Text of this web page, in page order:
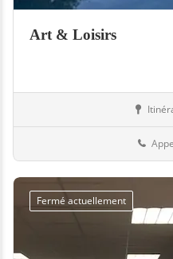
Art & Loisirs
Fermé actuellement